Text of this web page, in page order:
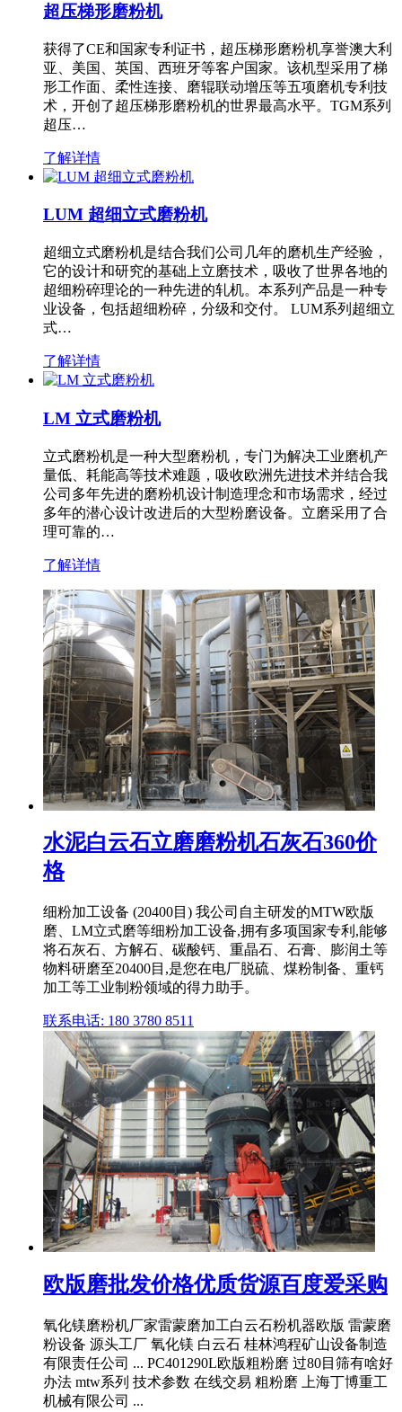
超压梯形磨粉机
获得了CE和国家专利证书，超压梯形磨粉机享誉澳大利
亚、美国、英国、西班牙等客户国家。该机型采用了梯
形工作面、柔性连接、磨辊联动增压等五项磨机专利技
术，开创了超压梯形磨粉机的世界最高水平。TGM系列
超压…
了解详情
LUM 超细立式磨粉机
超细立式磨粉机是结合我们公司几年的磨机生产经验，
它的设计和研究的基础上立磨技术，吸收了世界各地的
超细粉碎理论的一种先进的轧机。本系列产品是一种专
业设备，包括超细粉碎，分级和交付。 LUM系列超细立
式…
了解详情
LM 立式磨粉机
立式磨粉机是一种大型磨粉机，专门为解决工业磨机产
量低、耗能高等技术难题，吸收欧洲先进技术并结合我
公司多年先进的磨粉机设计制造理念和市场需求，经过
多年的潜心设计改进后的大型粉磨设备。立磨采用了合
理可靠的…
了解详情
水泥白云石立磨磨粉机石灰石360价
格
细粉加工设备 (20400目) 我公司自主研发的MTW欧版
磨、LM立式磨等细粉加工设备,拥有多项国家专利,能够
将石灰石、方解石、碳酸钙、重晶石、石膏、膨润土等
物料研磨至20400目,是您在电厂脱硫、煤粉制备、重钙
加工等工业制粉领域的得力助手。
联系电话: 180 3780 8511
欧版磨批发价格优质货源百度爱采购
氧化镁磨粉机厂家雷蒙磨加工白云石粉机器欧版 雷蒙磨
粉设备 源头工厂 氧化镁 白云石 桂林鸿程矿山设备制造
有限责任公司 ... PC401290L欧版粗粉磨 过80目筛有啥好
办法 mtw系列 技术参数 在线交易 粗粉磨 上海丁博重工
机械有限公司 ...